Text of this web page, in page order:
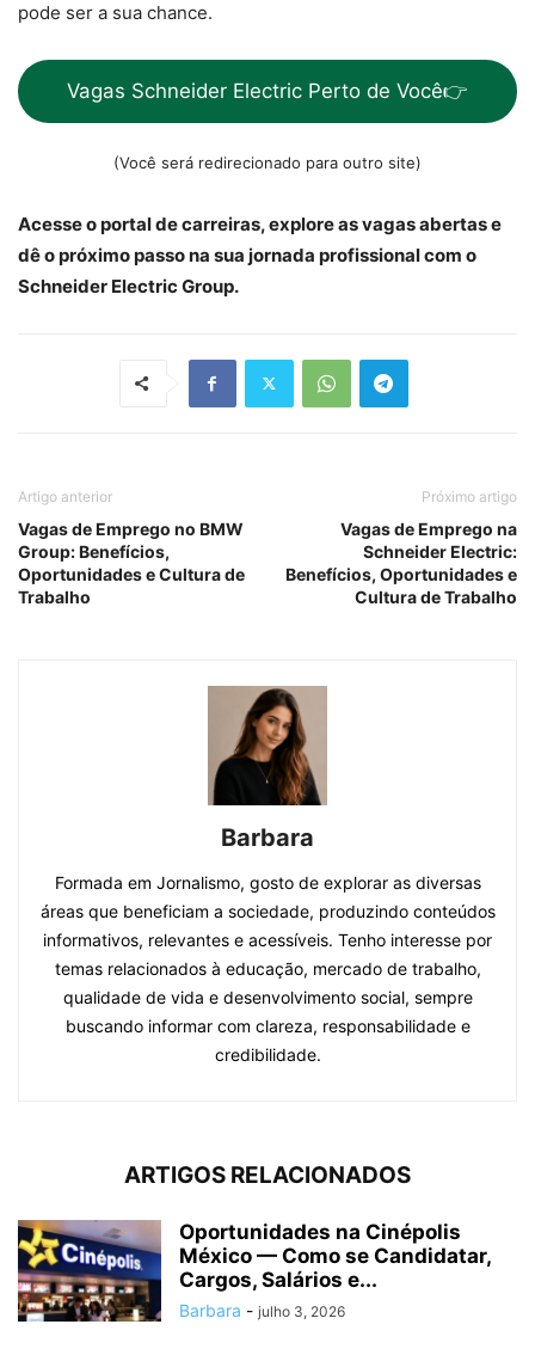
pode ser a sua chance.
Vagas Schneider Electric Perto de Você👉
(Você será redirecionado para outro site)
Acesse o portal de carreiras, explore as vagas abertas e
dê o próximo passo na sua jornada profissional com o
Schneider Electric Group.
Artigo anterior
Vagas de Emprego no BMW
Group: Benefícios,
Oportunidades e Cultura de
Trabalho
Próximo artigo
Vagas de Emprego na
Schneider Electric:
Benefícios, Oportunidades e
Cultura de Trabalho
Barbara
Formada em Jornalismo, gosto de explorar as diversas
áreas que beneficiam a sociedade, produzindo conteúdos
informativos, relevantes e acessíveis. Tenho interesse por
temas relacionados à educação, mercado de trabalho,
qualidade de vida e desenvolvimento social, sempre
buscando informar com clareza, responsabilidade e
credibilidade.
ARTIGOS RELACIONADOS
Oportunidades na Cinépolis
México — Como se Candidatar,
Cargos, Salários e...
Barbara - julho 3, 2026